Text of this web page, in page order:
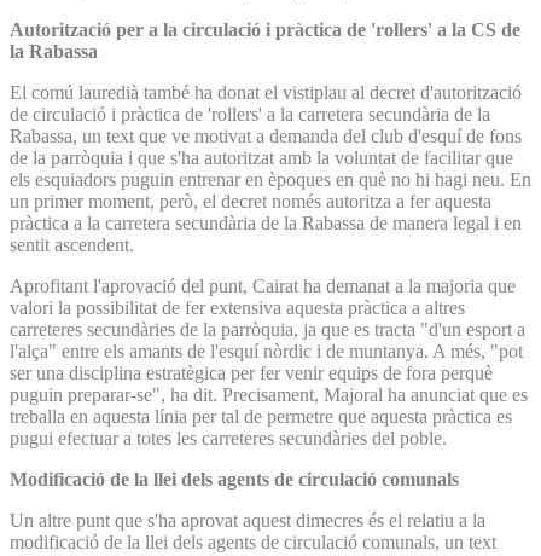
Autorització per a la circulació i pràctica de 'rollers' a la CS de
la Rabassa
El comú lauredià també ha donat el vistiplau al decret d'autorització
de circulació i pràctica de 'rollers' a la carretera secundària de la
Rabassa, un text que ve motivat a demanda del club d'esquí de fons
de la parròquia i que s'ha autoritzat amb la voluntat de facilitar que
els esquiadors puguin entrenar en èpoques en què no hi hagi neu. En
un primer moment, però, el decret només autoritza a fer aquesta
pràctica a la carretera secundària de la Rabassa de manera legal i en
sentit ascendent.
Aprofitant l'aprovació del punt, Cairat ha demanat a la majoria que
valori la possibilitat de fer extensiva aquesta pràctica a altres
carreteres secundàries de la parròquia, ja que es tracta "d'un esport a
l'alça" entre els amants de l'esquí nòrdic i de muntanya. A més, "pot
ser una disciplina estratègica per fer venir equips de fora perquè
puguin preparar-se", ha dit. Precisament, Majoral ha anunciat que es
treballa en aquesta línia per tal de permetre que aquesta pràctica es
pugui efectuar a totes les carreteres secundàries del poble.
Modificació de la llei dels agents de circulació comunals
Un altre punt que s'ha aprovat aquest dimecres és el relatiu a la
modificació de la llei dels agents de circulació comunals, un text